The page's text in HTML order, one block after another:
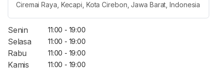
Ciremai Raya, Kecapi, Kota Cirebon, Jawa Barat, Indonesia
Jam Reguler
Senin 11:00 - 19:00
Selasa 11:00 - 19:00
Rabu 11:00 - 19:00
Kamis 11:00 - 19:00